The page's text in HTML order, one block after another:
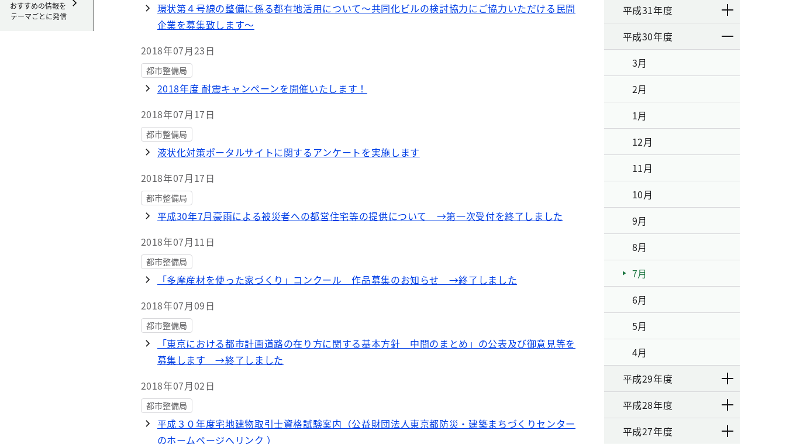
おすすめの情報を
テーマごとに発信
環状第４号線の整備に係る都有地活用について～共同化ビルの検討協力にご協力いただける民間
企業を募集致します～
2018年07月23日
都市整備局
2018年度 耐震キャンペーンを開催いたします！
2018年07月17日
都市整備局
液状化対策ポータルサイトに関するアンケートを実施します
2018年07月17日
都市整備局
平成30年7月豪雨による被災者への都営住宅等の提供について →第一次受付を終了しました
2018年07月11日
都市整備局
「多摩産材を使った家づくり」コンクール 作品募集のお知らせ →終了しました
2018年07月09日
都市整備局
「東京における都市計画道路の在り方に関する基本方針 中間のまとめ」の公表及び御意見等を
募集します →終了しました
2018年07月02日
都市整備局
平成３０年度宅地建物取引士資格試験案内（公益財団法人東京都防災・建築まちづくりセンター
のホームページへリンク ）
平成31年度
平成30年度
3月
2月
1月
12月
11月
10月
9月
8月
7月
6月
5月
4月
平成29年度
平成28年度
平成27年度